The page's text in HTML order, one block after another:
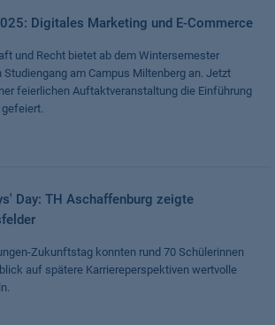
Digitales Marketing und E-Commerce
und Recht bietet ab dem Wintersemester
Studiengang am Campus Miltenberg an. Jetzt
feierlichen Auftaktveranstaltung die Einführung
Day: TH Aschaffenburg zeigte
Zukunftstag konnten rund 70 Schülerinnen
auf spätere Karriereperspektiven wertvolle